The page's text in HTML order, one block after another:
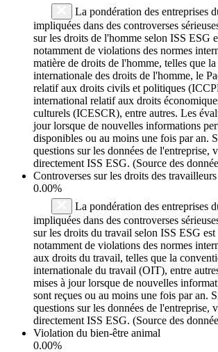
La pondération des entreprises
impliquées dans des controverses
sur les droits de l'homme selon ISS ESG
notamment de violations des normes
matière de droits de l'homme, telles que
internationale des droits de l'homme, le
relatif aux droits civils et politiques
international relatif aux droits
culturels (ICESCR), entre autres. Les
jour lorsque de nouvelles informations
disponibles ou au moins une fois par an.
questions sur les données de l'entreprise,
directement ISS ESG. (Source des
Controverses sur les droits des travailleurs
0.00%
La pondération des entreprises
impliquées dans des controverses
sur les droits du travail selon ISS ESG
notamment de violations des normes
aux droits du travail, telles que la
internationale du travail (OIT), entre
mises à jour lorsque de nouvelles
sont reçues ou au moins une fois par an.
questions sur les données de l'entreprise,
directement ISS ESG. (Source des
Violation du bien-être animal
0.00%